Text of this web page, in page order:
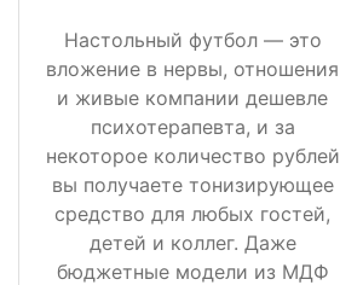
Настольный футбол — это
вложение в нервы, отношения
и живые компании дешевле
психотерапевта, и за
некоторое количество рублей
вы получаете тонизирующее
средство для любых гостей,
детей и коллег. Даже
бюджетные модели из МДФ